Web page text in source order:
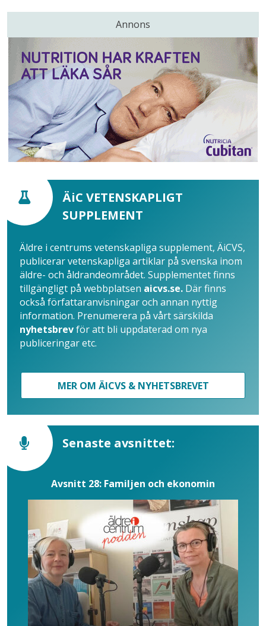
Annons
ÄiC VETENSKAPLIGT
SUPPLEMENT
Äldre i centrums vetenskapliga supplement, ÄiCVS,
publicerar vetenskapliga artiklar på svenska inom
äldre- och åldrandeområdet. Supplementet finns
tillgängligt på webbplatsen aicvs.se. Där finns
också författaranvisningar och annan nyttig
information. Prenumerera på vårt särskilda
nyhetsbrevför att bli uppdaterad om nya
publiceringar etc.
MER OM ÄICVS & NYHETSBREVET
Senaste avsnittet:
Avsnitt 28: Familjen och ekonomin